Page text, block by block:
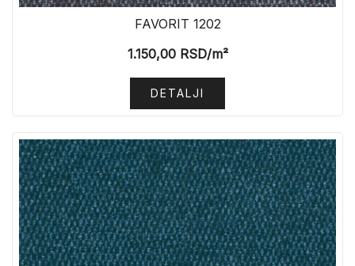
FAVORIT 1202
1.150,00RSD/m²
DETALJI